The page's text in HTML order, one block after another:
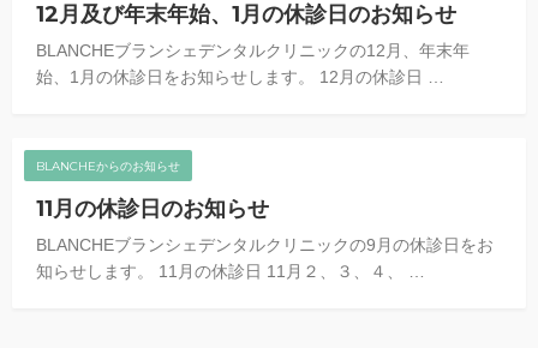
12月及び年末年始、1月の休診日のお知らせ
BLANCHEブランシェデンタルクリニックの12月、年末年
始、1月の休診日をお知らせします。 12月の休診日 …
BLANCHEからのお知らせ
11月の休診日のお知らせ
BLANCHEブランシェデンタルクリニックの9月の休診日をお
知らせします。 11月の休診日 11月２、３、４、 …